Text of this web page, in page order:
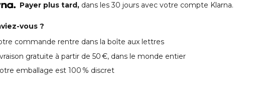
Payer plus tard,dans les 30 jours avec votre compte Klarna.
vous ?
commande rentre dans la boîte aux lettres
gratuite à partir de 50 €, dans le monde entier
emballage est 100 % discret